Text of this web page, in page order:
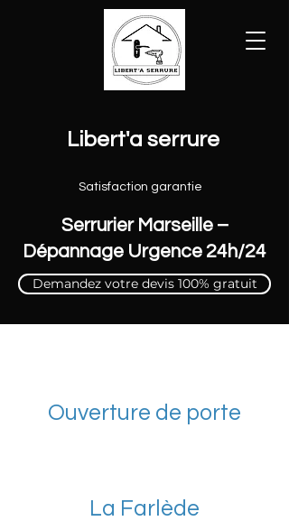
Satisfaction garantie
Libert'a serrure
Serrurier Marseille –
Dépannage Urgence 24h/24
Demandez votre devis 100% gratuit
Ouverture de porte
La Farlède